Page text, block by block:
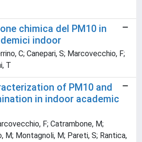
chimica del PM10 in
indoor
C; Canepari, S; Marcovecchio, F;
T
of PM10 and
in indoor academic
F; Catrambone, M;
M; Montagnoli, M; Pareti, S; Rantica,